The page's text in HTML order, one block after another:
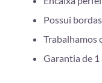
Possui
Trabalhamos
Garantia de 1